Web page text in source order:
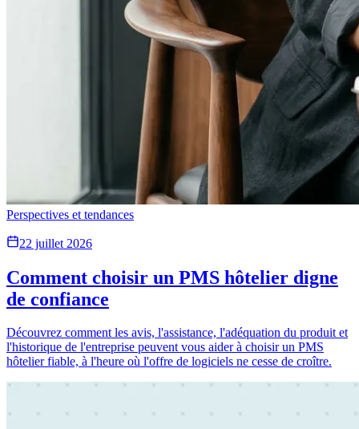
Perspectives et tendances
22 juillet 2026
Comment choisir un PMS hôtelier digne
de confiance
Découvrez comment les avis, l'assistance, l'adéquation du produit et
l'historique de l'entreprise peuvent vous aider à choisir un PMS
hôtelier fiable, à l'heure où l'offre de logiciels ne cesse de croître.